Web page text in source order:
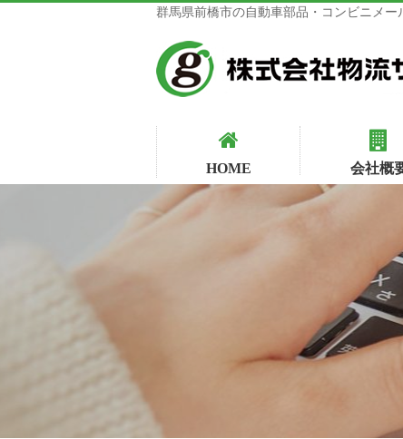
群馬県前橋市の自動車部品・コンビニメ
HOME 会社概